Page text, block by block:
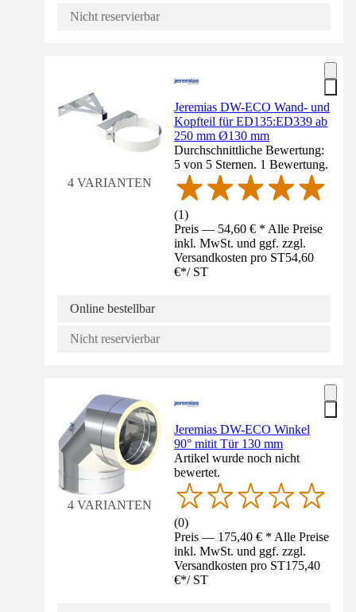
Nicht reservierbar
4 VARIANTEN
Jeremias DW-ECO Wand- und
Kopfteil für ED135:ED339 ab
250 mm Ø130 mm
Durchschnittliche Bewertung:
5 von 5 Sternen. 1 Bewertung.
(1)
Preis — 54,60 € * Alle Preise
inkl. MwSt. und ggf. zzgl.
Versandkosten pro ST54,60
€*/ ST
Online bestellbar
Nicht reservierbar
4 VARIANTEN
Jeremias DW-ECO Winkel
90° mitit Tür 130 mm
Artikel wurde noch nicht
bewertet.
(0)
Preis — 175,40 € * Alle Preise
inkl. MwSt. und ggf. zzgl.
Versandkosten pro ST175,40
€*/ ST